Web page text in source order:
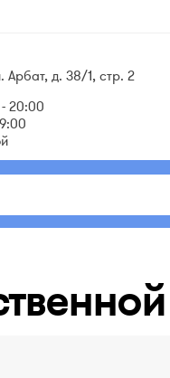
Арбат, д. 38/1, стр. 2
- 20:00